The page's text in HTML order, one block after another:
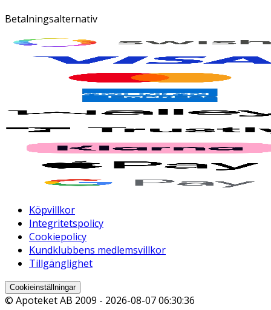
Betalningsalternativ
Köpvillkor
Integritetspolicy
Cookiepolicy
Kundklubbens medlemsvillkor
Tillgänglighet
Cookieinställningar
© Apoteket AB 2009 - 2026-08-07 06:30:36